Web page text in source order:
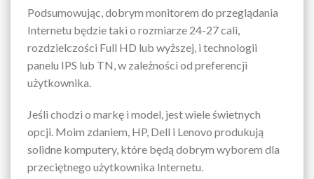
Podsumowując, dobrym monitorem do przeglądania
Internetu będzie taki o rozmiarze 24-27 cali,
rozdzielczości Full HD lub wyższej, i technologii
panelu IPS lub TN, w zależności od preferencji
użytkownika.
Jeśli chodzi o markę i model, jest wiele świetnych
opcji. Moim zdaniem, HP, Dell i Lenovo produkują
solidne komputery, które będą dobrym wyborem dla
przeciętnego użytkownika Internetu.